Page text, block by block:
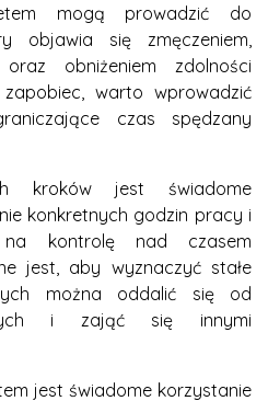
mogą prowadzić do
objawia się zmęczeniem,
obniżeniem zdolności
warto wprowadzić
czas spędzany
kroków jest świadome
konkretnych godzin pracy i
na kontrolę nad czasem
jest, aby wyznaczyć stałe
można oddalić się od
i zająć się innymi
jest świadome korzystanie